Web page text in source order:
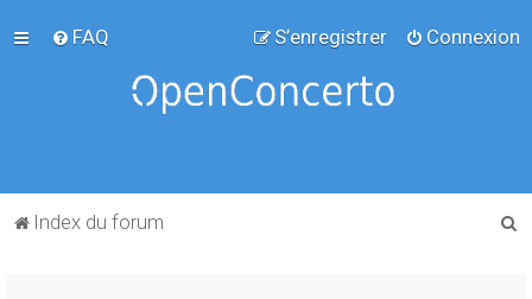
FAQ Connexion
S’enregistrer
Index du forum